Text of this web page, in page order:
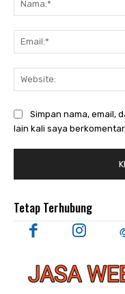
Simpan nama, email,
lain kali saya berkomentar.
Tetap Terhubung